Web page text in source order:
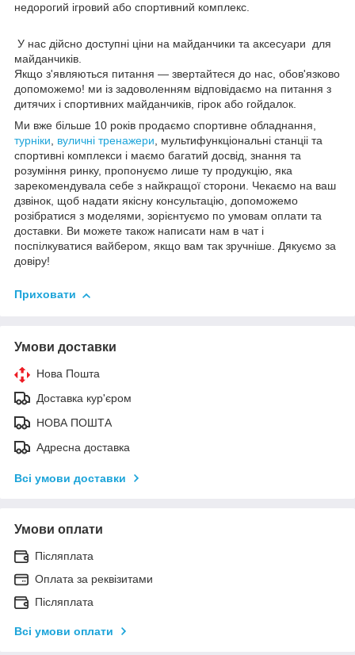
недорогий ігровий або спортивний комплекс.
У нас дійсно доступні ціни на майданчики та аксесуари для
майданчиків.
Якщо з'являються питання — звертайтеся до нас, обов'язково
допоможемо! ми із задоволенням відповідаємо на питання з
дитячих і спортивних майданчиків, гірок або гойдалок.
Ми вже більше 10 років продаємо спортивне обладнання,
турніки, вуличні тренажери, мультифункціональні станціі та
спортивні комплекси і маємо багатий досвід, знання та
розуміння ринку, пропонуємо лише ту продукцію, яка
зарекомендувала себе з найкращої сторони. Чекаємо на ваш
дзвінок, щоб надати якісну консультацію, допоможемо
розібратися з моделями, зорієнтуємо по умовам оплати та
доставки. Ви можете також написати нам в чат і
поспілкуватися вайбером, якщо вам так зручніше. Дякуємо за
довіру!
Приховати
Умови доставки
Нова Пошта
Доставка кур'єром
НОВА ПОШТА
Адресна доставка
Всі умови доставки
Умови оплати
Післяплата
Оплата за реквізитами
Післяплата
Всі умови оплати